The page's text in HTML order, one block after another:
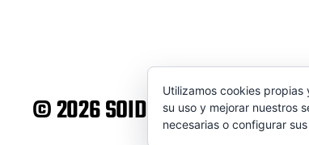
© 2026 SOIDEM Tema deAnders
Utilizamos cookies
su uso y mejorar nuestros
necesarias o configurar